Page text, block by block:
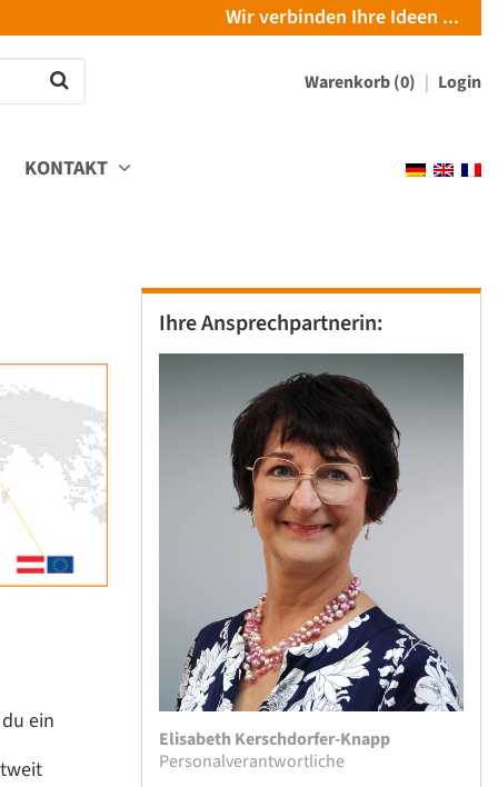
Wir verbinden Ihre Ideen ...
Warenkorb (0) Login
KONTAKT
ein
Ihre Ansprechpartnerin:
Elisabeth Kerschdorfer-Knapp
Personalverantwortliche